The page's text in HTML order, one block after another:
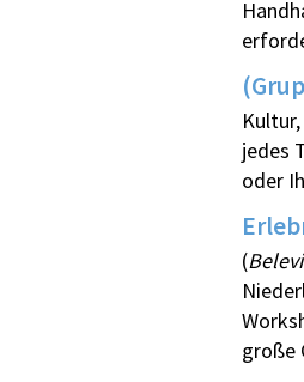
jedes
oder
(
große